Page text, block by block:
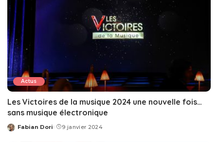
Actus
Les Victoires de la musique 2024 une nouvelle fois…
sans musique électronique
Posted
Fabian Dori 9 janvier 2024